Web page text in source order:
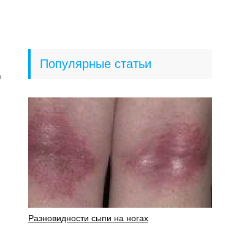
Популярные статьи
Разновидности сыпи на ногах